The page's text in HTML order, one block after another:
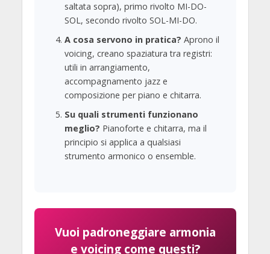
saltata sopra), primo rivolto MI-DO-
SOL, secondo rivolto SOL-MI-DO.
A cosa servono in pratica? Aprono il
voicing, creano spaziatura tra registri:
utili in arrangiamento,
accompagnamento jazz e
composizione per piano e chitarra.
Su quali strumenti funzionano
meglio? Pianoforte e chitarra, ma il
principio si applica a qualsiasi
strumento armonico o ensemble.
Vuoi padroneggiare armonia
e voicing come questi?